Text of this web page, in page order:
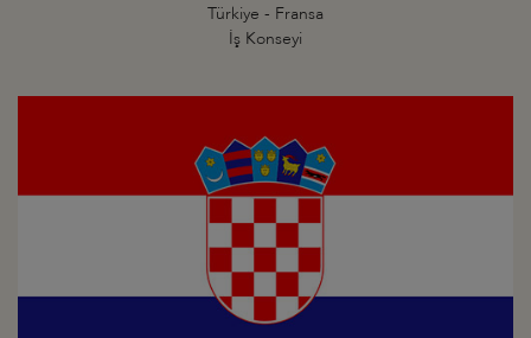
Türkiye - Fransa
İş Konseyi